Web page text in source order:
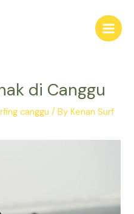
Main
di Canggu
canggu / ByKenan Surf